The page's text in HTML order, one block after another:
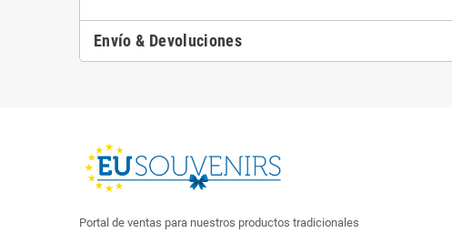
Envío & Devoluciones
Portal de ventas para nuestros productos tradicionales